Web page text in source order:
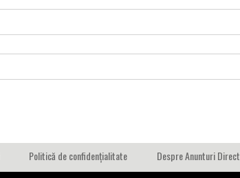
Politică de confidențialitate Despre Anunturi Direct